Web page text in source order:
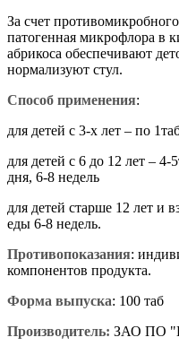
За счет
патогенная микрофлора в
абрикоса обеспечивают
нормализуют стул.
Способ применения:
для детей с 3-х лет – по
для детей с 6 до 12 лет – 4-
дня, 6-8 недель
для детей старше 12 лет и
еды 6-8 недель.
Противопоказания:
компонентов продукта.
Форма выпуска: 100 таб
Производитель: ЗАО ПО